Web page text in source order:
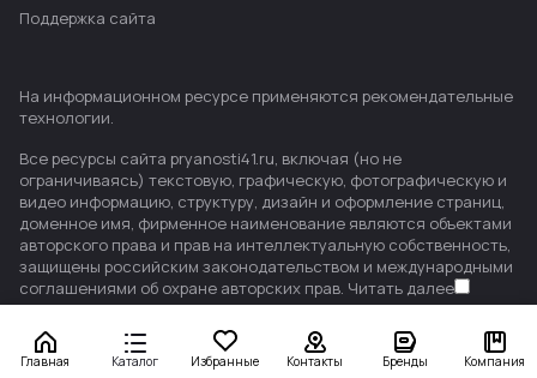
Главная Каталог Избранные Контакты Бренды Компания
Поддержка сайта
На информационном ресурсе применяются рекомендательные
технологии.
Все ресурсы сайта pryanosti41.ru, включая (но не
ограничиваясь) текстовую, графическую, фотографическую и
видео информацию, структуру, дизайн и оформление страниц,
доменное имя, фирменное наименование являются объектами
авторского права и прав на интеллектуальную собственность,
защищены российским законодательством и международными
соглашениями об охране авторских прав. Читать далее